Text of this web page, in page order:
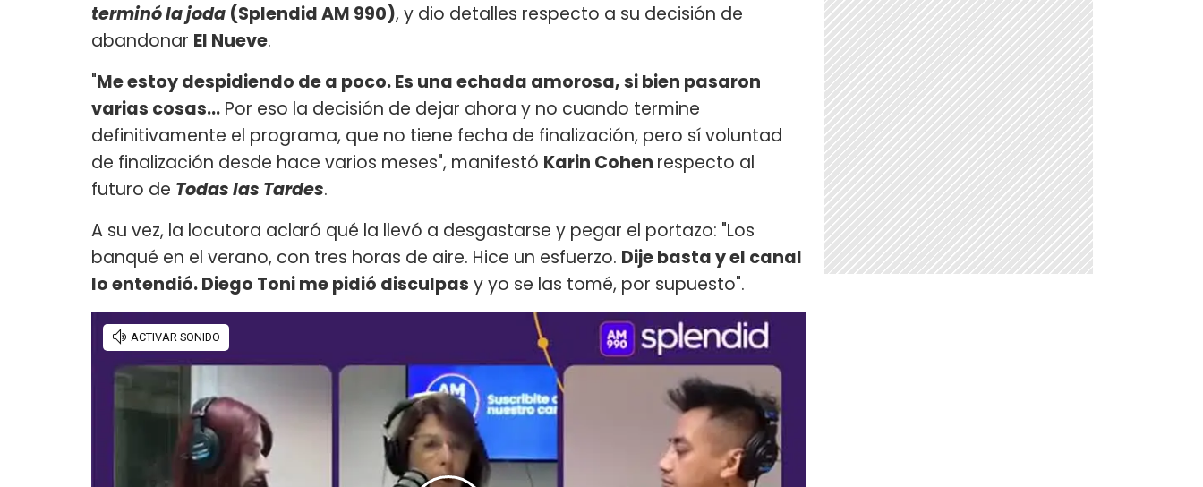
terminó la joda (Splendid AM 990), y dio detalles respecto a su decisión de
abandonar El Nueve.
"Me estoy despidiendo de a poco. Es una echada amorosa, si bien pasaron
varias cosas... Por eso la decisión de dejar ahora y no cuando termine
definitivamente el programa, que no tiene fecha de finalización, pero sí voluntad
de finalización desde hace varios meses", manifestó Karin Cohen respecto al
futuro de Todas las Tardes.
A su vez, la locutora aclaró qué la llevó a desgastarse y pegar el portazo: "Los
banqué en el verano, con tres horas de aire. Hice un esfuerzo. Dije basta y el canal
lo entendió. Diego Toni me pidió disculpas y yo se las tomé, por supuesto".